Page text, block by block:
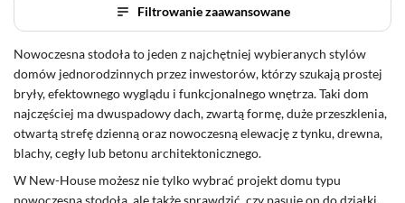
Filtrowanie zaawansowane
Nowoczesna stodoła to jeden z najchętniej wybieranych stylów
domów jednorodzinnych przez inwestorów, którzy szukają prostej
bryły, efektownego wyglądu i funkcjonalnego wnętrza. Taki dom
najczęściej ma dwuspadowy dach, zwartą formę, duże przeszklenia,
otwartą strefę dzienną oraz nowoczesną elewację z tynku, drewna,
blachy, cegły lub betonu architektonicznego.
W New-House możesz nie tylko wybrać projekt domu typu
nowoczesna stodoła, ale także sprawdzić, czy pasuje on do działki,